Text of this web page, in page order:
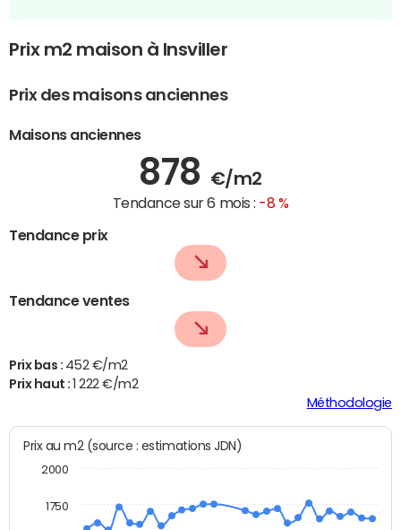
Prix m2 maison à Insviller
Prix des maisons anciennes
Maisons anciennes
878 €/m2
Tendance sur 6 mois : -8 %
Tendance prix
Tendance ventes
Prix bas : 452 €/m2
Prix haut :
1 222 €/m2
Méthodologie
Prix au m2 (source : estimations JDN)
1750
2000